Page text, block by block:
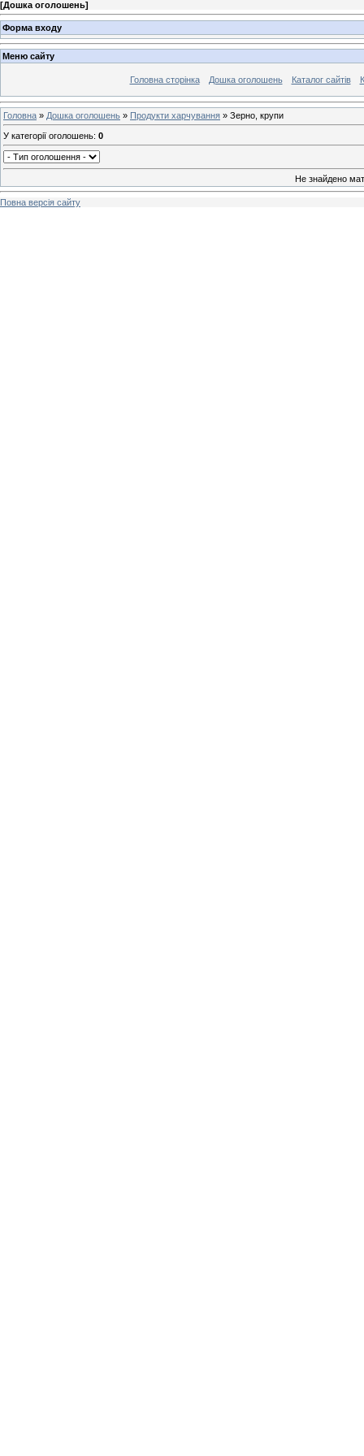
[Дошка оголошень]
Форма входу
Меню сайту
Головна сторінка Дошка оголошень Каталог сайтів
Головна » Дошка оголошень » Продукти харчування » Зерно, крупи
У категорії оголошень: 0
Не знайдено
Повна версія сайту